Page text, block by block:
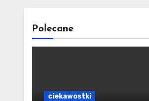
Polecane
ciekawostki